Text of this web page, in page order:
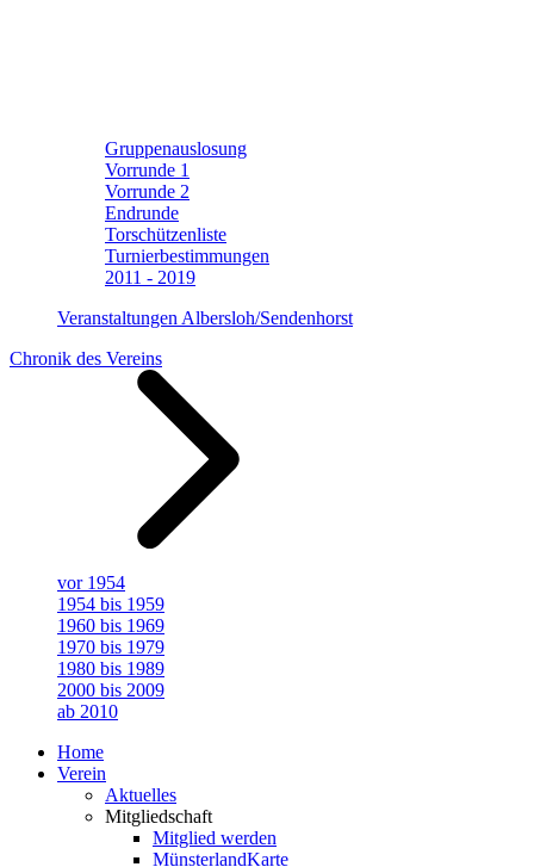
Gruppenauslosung
Vorrunde 1
Vorrunde 2
Endrunde
Torschützenliste
Turnierbestimmungen
2011 - 2019
Veranstaltungen Albersloh/Sendenhorst
Chronik des Vereins
vor 1954
1954 bis 1959
1960 bis 1969
1970 bis 1979
1980 bis 1989
2000 bis 2009
ab 2010
Home
Verein
Aktuelles
Mitgliedschaft
Mitglied werden
MünsterlandKarte